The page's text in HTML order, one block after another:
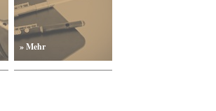
» Mehr